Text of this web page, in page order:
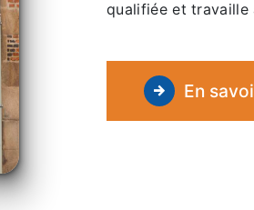
qualifiée et travaille
En